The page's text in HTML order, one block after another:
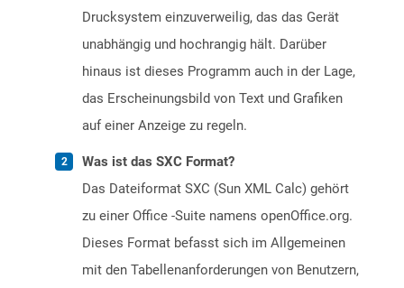
Drucksystem einzuverweilig, das das Gerät
unabhängig und hochrangig hält. Darüber
hinaus ist dieses Programm auch in der Lage,
das Erscheinungsbild von Text und Grafiken
auf einer Anzeige zu regeln.
Was ist das SXC Format?
Das Dateiformat SXC (Sun XML Calc) gehört
zu einer Office -Suite namens openOffice.org.
Dieses Format befasst sich im Allgemeinen
mit den Tabellenanforderungen von Benutzern,